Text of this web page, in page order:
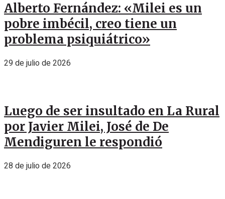
Alberto Fernández: «Milei es un
pobre imbécil, creo tiene un
problema psiquiátrico»
29 de julio de 2026
Luego de ser insultado en La Rural
por Javier Milei, José de De
Mendiguren le respondió
28 de julio de 2026